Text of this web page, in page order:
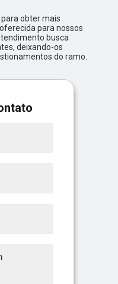
obter mais
para nossos
busca
deixando-os
do ramo.